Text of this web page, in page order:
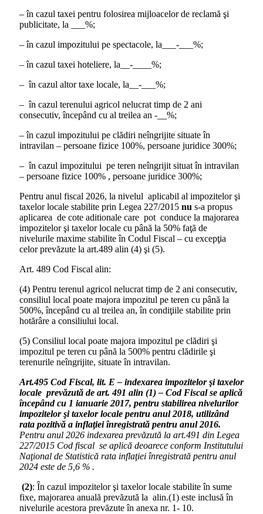
– în cazul taxei pentru folosirea mijloacelor de reclamă şi
publicitate, la ___%;
– în cazul impozitului pe spectacole, la___-___%;
– în cazul taxei hoteliere, la__-____%;
– în cazul altor taxe locale, la__-___%;
– în cazul terenului agricol nelucrat timp de 2 ani
consecutiv, începând cu al treilea an -__%;
– în cazul impozitului pe clădiri neîngrijite situate în
intravilan – persoane fizice 100%, persoane juridice 300%;
– în cazul impozitului pe teren neîngrijit situat în intravilan
– persoane fizice 100% , persoane juridice 300%;
Pentru anul fiscal 2026, la nivelul aplicabil al impozitelor şi
taxelor locale stabilite prin Legea 227/2015 nu s-a propus
aplicarea de cote aditionale care pot conduce la majorarea
impozitelor şi taxelor locale cu până la 50% faţă de
nivelurile maxime stabilite în Codul Fiscal – cu excepţia
celor prevăzute la art.489 alin (4) şi (5).
Art. 489 Cod Fiscal alin:
(4) Pentru terenul agricol nelucrat timp de 2 ani consecutiv,
consiliul local poate majora impozitul pe teren cu până la
500%, începând cu al treilea an, în condiţiile stabilite prin
hotărâre a consiliului local.
(5) Consiliul local poate majora impozitul pe clădiri şi
impozitul pe teren cu până la 500% pentru clădirile şi
terenurile neîngrijite, situate în intravilan.
Art.495 Cod Fiscal, lit. E – indexarea impozitelor şi taxelor
locale prevăzută de art. 491 alin (1) – Cod Fiscal se aplică
începând cu 1 ianuarie 2017, pentru stabilirea nivelurilor
impozitelor şi taxelor locale pentru anul 2018, utilizând
rata pozitivă a inflaţiei înregistrată pentru anul 2016.
Pentru anul 2026 indexarea prevăzută la art.491 din Legea
227/2015 Cod fiscal se aplică deoarece conform Institutului
Naţional de Statistică rata inflaţiei înregistrată pentru anul
2024 este de 5,6 % .
(2): În cazul impozitelor şi taxelor locale stabilite în sume
fixe, majorarea anuală prevăzută la alin.(1) este inclusă în
nivelurile acestora prevăzute în anexa nr. 1- 10.